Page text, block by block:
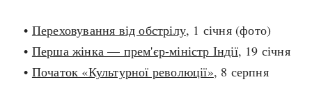
• Переховування від обстрілу, 1 січня (фото)
• Перша жінка — прем'єр-міністр Індії, 19 січня
• Початок «Культурної революції», 8 серпня